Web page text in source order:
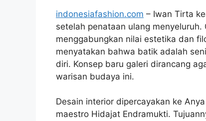
indonesiafashion.com – Iwan Tirta
setelah penataan ulang
menggabungkan nilai estetika dan
menyatakan bahwa batik adalah
diri. Konsep baru galeri dirancang
warisan budaya ini.
Desain interior dipercayakan ke
maestro Hidajat Endramukti.